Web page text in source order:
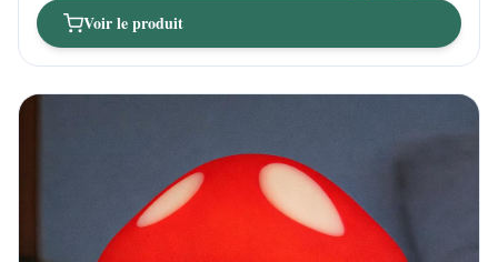
Voir le produit